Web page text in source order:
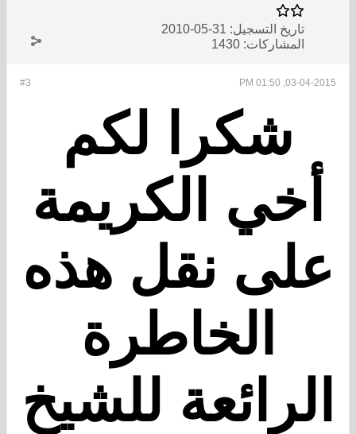
تاريخ التسجيل: 31-05-2010
المشاركات: 1430
#3 03-04-2015, 01:50 PM
شكرا لكم
أخي الكريمة
على نقل هذه
الخاطرة
الرائعة للشيخ